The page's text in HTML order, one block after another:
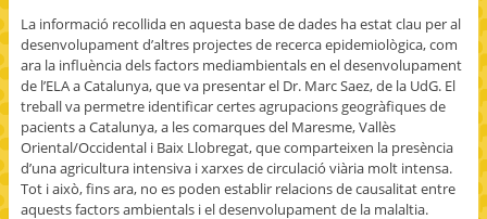
La informació recollida en aquesta base de dades ha estat clau per al
desenvolupament d’altres projectes de recerca epidemiològica, com
ara la influència dels factors mediambientals en el desenvolupament
de l’ELA a Catalunya, que va presentar el Dr. Marc Saez, de la UdG. El
treball va permetre identificar certes agrupacions geogràfiques de
pacients a Catalunya, a les comarques del Maresme, Vallès
Oriental/Occidental i Baix Llobregat, que comparteixen la presència
d’una agricultura intensiva i xarxes de circulació viària molt intensa.
Tot i això, fins ara, no es poden establir relacions de causalitat entre
aquests factors ambientals i el desenvolupament de la malaltia.